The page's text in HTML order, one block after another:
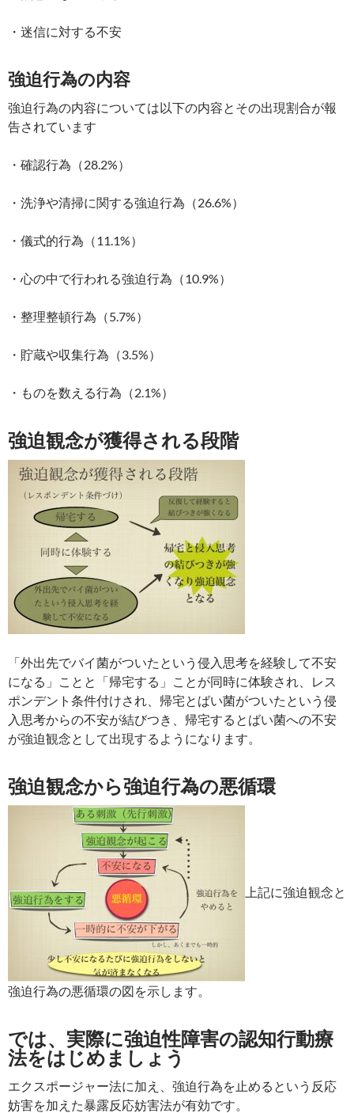
・迷信に対する不安
強迫行為の内容
強迫行為の内容については以下の内容とその出現割合が報
告されています
・確認行為（28.2%）
・洗浄や清掃に関する強迫行為（26.6%）
・儀式的行為（11.1%）
・心の中で行われる強迫行為（10.9%）
・整理整頓行為（5.7%）
・貯蔵や収集行為（3.5%）
・ものを数える行為（2.1%）
強迫観念が獲得される段階
「外出先でバイ菌がついたという侵入思考を経験して不安
になる」ことと「帰宅する」ことが同時に体験され、レス
ポンデント条件付けされ、帰宅とばい菌がついたという侵
入思考からの不安が結びつき、帰宅するとばい菌への不安
が強迫観念として出現するようになります。
強迫観念から強迫行為の悪循環
上記に強迫観念と
強迫行為の悪循環の図を示します。
では、実際に強迫性障害の認知行動療
法をはじめましょう
エクスポージャー法に加え、強迫行為を止めるという反応
妨害を加えた暴露反応妨害法が有効です。